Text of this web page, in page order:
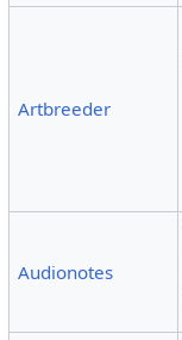
Artbreeder
Audionotes